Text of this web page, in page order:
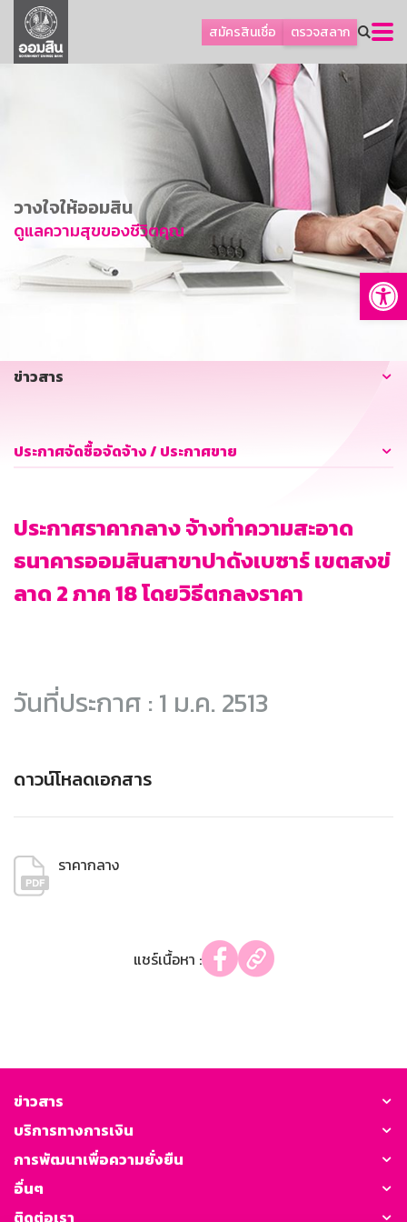
สมัครสินเชื่อ ตรวจสลาก
ลูกค้าธุรกิจ
ลูกค้าผู้ประกอบรายย่อย
การพัฒนาที่ยั่งยืน
ข่าวสาร
บริการทางการเงิน
อื่นๆ
วางใจให้ออมสิน
ดูแลความสุขของชีวิตคุณ
ข่าวสาร
ประกาศจัดซื้อจัดจ้าง / ประกาศขาย
ประกาศราคากลาง จ้างทำความสะอาด
ธนาคารออมสินสาขาปาดังเบซาร์ เขตสงข่
ลาด 2 ภาค 18 โดยวิธีตกลงราคา
วันที่ประกาศ : 1 ม.ค. 2513
ดาวน์โหลดเอกสาร
ราคากลาง
แชร์เนื้อหา :
ข่าวสาร
บริการทางการเงิน
การพัฒนาเพื่อความยั่งยืน
อื่นๆ